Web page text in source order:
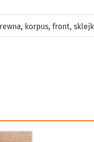
, korpus, front,